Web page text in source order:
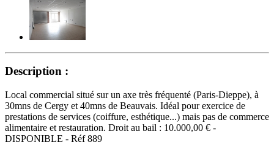
Description :
Local commercial situé sur un axe très fréquenté (Paris-Dieppe), à
30mns de Cergy et 40mns de Beauvais. Idéal pour exercice de
prestations de services (coiffure, esthétique...) mais pas de commerce
alimentaire et restauration. Droit au bail : 10.000,00 € -
DISPONIBLE - Réf 889